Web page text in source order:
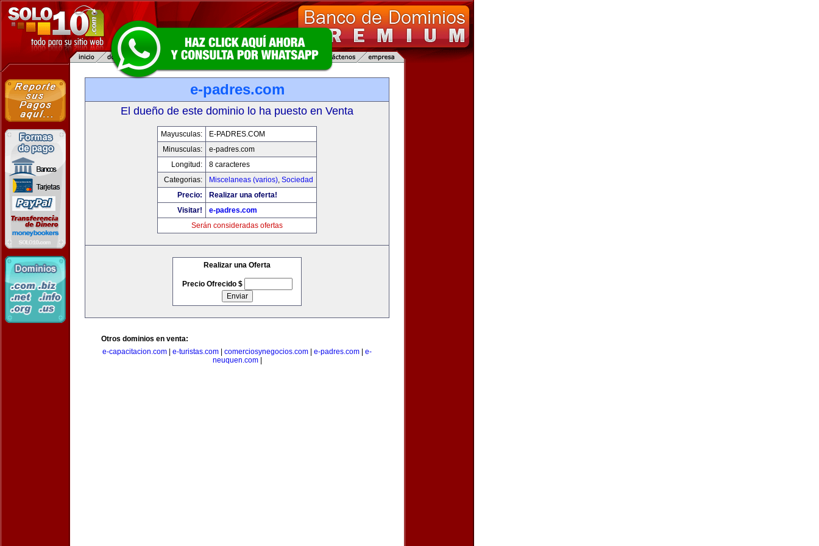
e-padres.com
El dueño de este dominio lo ha puesto en Venta
Mayusculas:
E-PADRES.COM
Minusculas:
e-padres.com
Longitud:
8 caracteres
Categorias:
Miscelaneas (varios), Sociedad
Precio:
Realizar una oferta!
Visitar!
e-padres.com
Serán consideradas ofertas
Realizar una Oferta
Precio Ofrecido $
Otros dominios en venta:
e-capacitacion.com
e-turistas.com comerciosynegocios.com e-padres.com
e-
neuquen.com|